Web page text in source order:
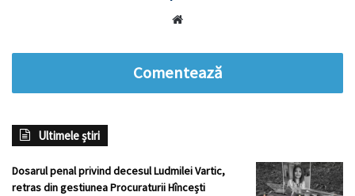
Comentează
Ultimele știri
Dosarul penal privind decesul Ludmilei Vartic,
retras din gestiunea Procuraturii Hîncești